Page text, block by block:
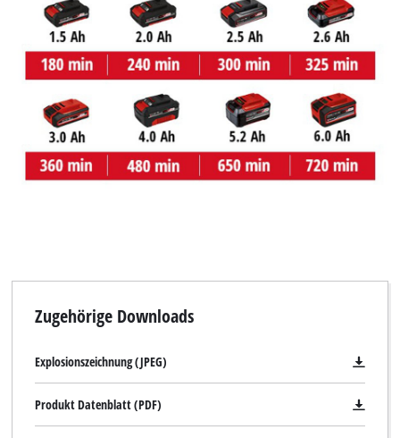
Zugehörige Downloads
Explosionszeichnung (JPEG)
Produkt Datenblatt (PDF)